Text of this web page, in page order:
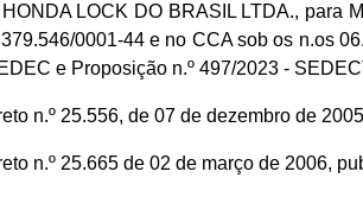
HONDA LOCK DO BRASIL LTDA., para
0001-44 e no CCA sob os n.os
e Proposição n.º 497/2023 -
n.º 25.556, de 07 de dezembro de
n.º 25.665 de 02 de março de 2006,